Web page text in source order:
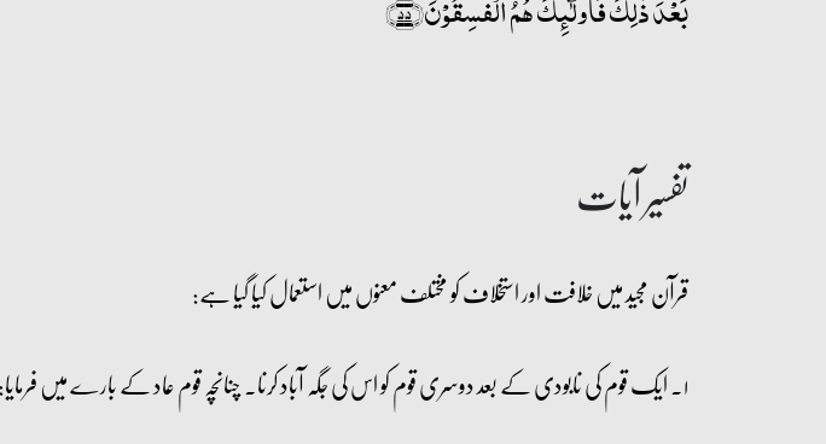
تفسیر آیات
قرآن مجید میں خلافت اور استخلاف کو مختلف معنوں میں استعمال کیا گیا ہے:
۱۔ ایک قوم کی نابودی کے بعد دوسری قوم کو اس کی جگہ آباد کرنا۔ چنانچہ قوم عاد کے بارے میں فرمایا: